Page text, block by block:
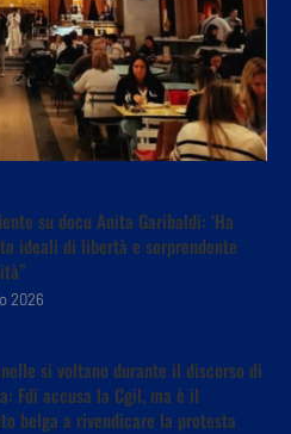
su docu Anita Garibaldi: ‘Ha
ideali di libertà e sorprendente
2026
si voltano durante il discorso di
Fdi accusa la Cgil, ma è il
belga a rivendicare la protesta